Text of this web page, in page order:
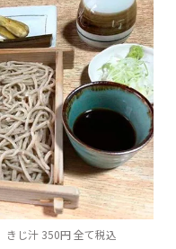
きじ汁 350円 全て税込